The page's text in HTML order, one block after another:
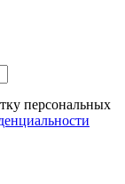
персональных